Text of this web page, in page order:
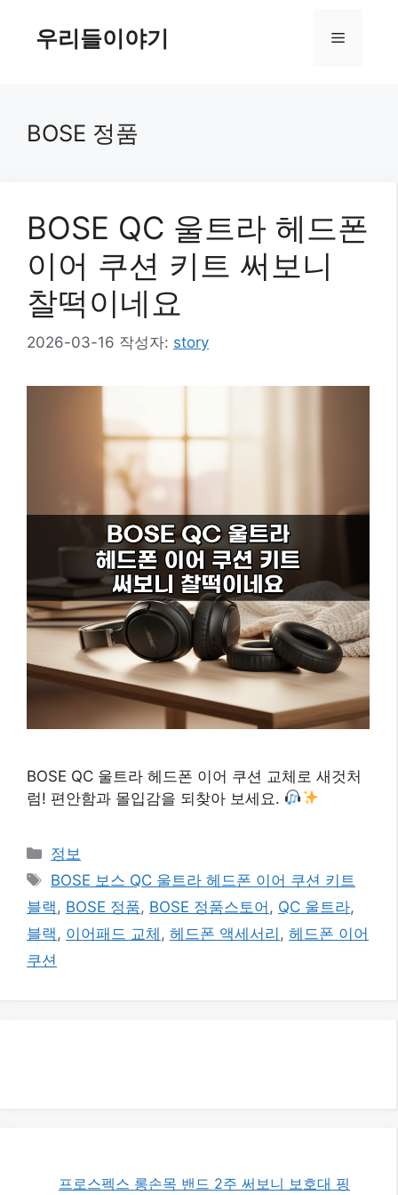
우리들이야기 메
BOSE 정품
BOSE QC 울트라 헤드폰
이어 쿠션 키트 써보니
찰떡이네요
2026-03-16 작성자: story
BOSE QC 울트라 헤드폰 이어 쿠션 교체로 새것처
럼! 편안함과 몰입감을 되찾아 보세요.
카
테
리
정보
태
그
BOSE 보스 QC 울트라 헤드폰 이어 쿠션 키트
블랙 , BOSE 정품, BOSE 정품스토어 , QC 울트라,
블랙 , 이어패드 교체 , 헤드폰 액세서리 , 헤드폰 이어
쿠션
프로스펙스 롱손목 밴드 2주 써보니 보호대 핑